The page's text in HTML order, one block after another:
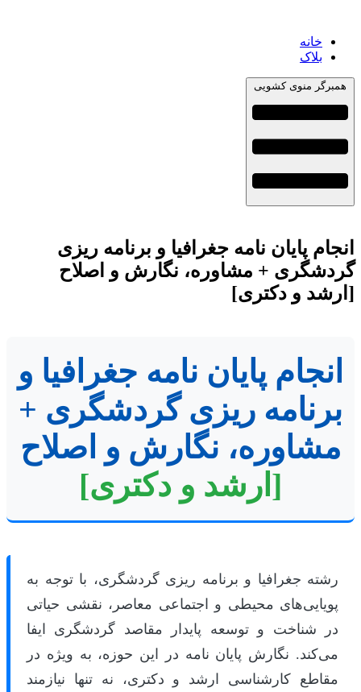
خانه
بلاک
همبرگر منوی کشویی
انجام پایان نامه جغرافیا و برنامه ریزی
گردشگری + مشاوره، نگارش و اصلاح
[ارشد و دکتری]
انجام پایان نامه جغرافیا و
برنامه ریزی گردشگری +
مشاوره، نگارش و اصلاح
[ارشد و دکتری]
رشته جغرافیا و برنامه ریزی گردشگری، با توجه به
پویایی‌های محیطی و اجتماعی معاصر، نقشی حیاتی
در شناخت و توسعه پایدار مقاصد گردشگری ایفا
می‌کند. نگارش پایان نامه در این حوزه، به ویژه در
مقاطع کارشناسی ارشد و دکتری، نه تنها نیازمند